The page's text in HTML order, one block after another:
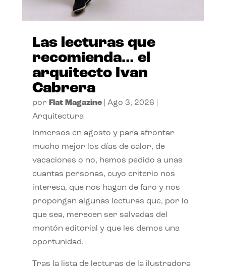
Las lecturas que
recomienda… el
arquitecto Ivan
Cabrera
por Flat Magazine| Ago 3, 2026
Arquitectura
Inmersos en agosto y para afrontar
mucho mejor los días de calor, de
vacaciones o no, hemos pedido a unas
cuantas personas, cuyo criterio nos
interesa, que nos hagan de faro y nos
propongan algunas lecturas que, por lo
que sea, merecen ser salvadas del
montón editorial y que les demos una
oportunidad.
Tras la lista de lecturas de la ilustradora